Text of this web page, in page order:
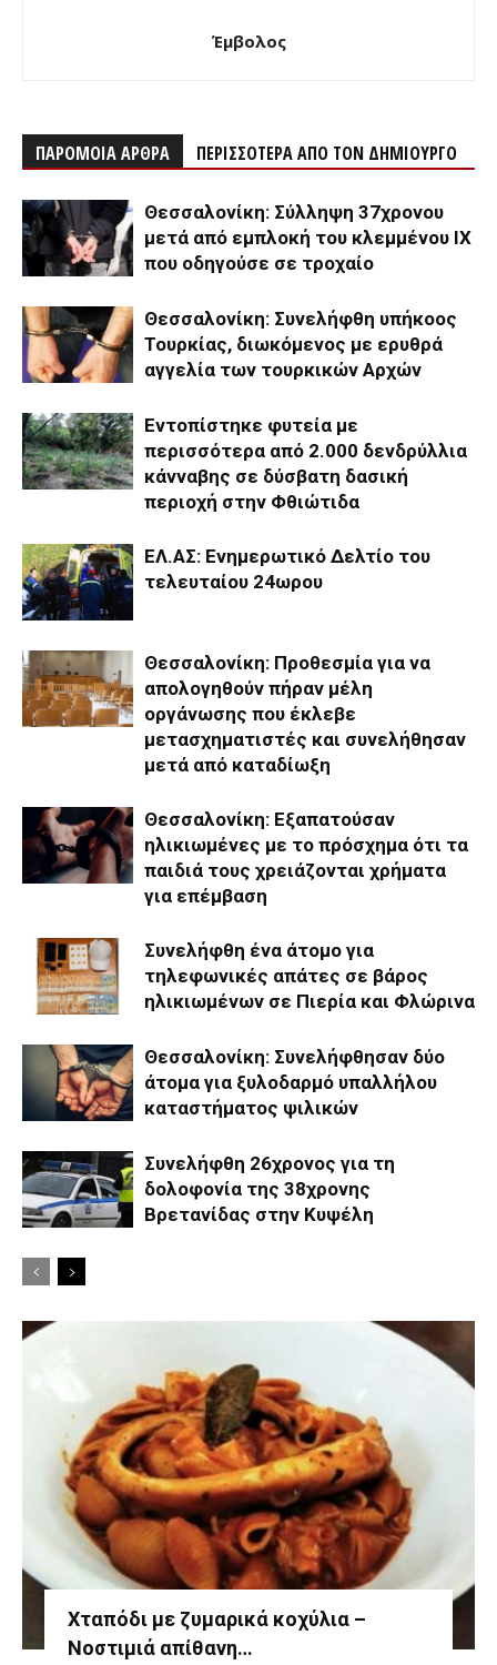
Έμβολος
ΠΑΡΟΜΟΙΑ ΑΡΘΡΑ ΠΕΡΙΣΣΟΤΕΡΑ ΑΠΟ ΤΟΝ ΔΗΜΙΟΥΡΓΟ
Θεσσαλονίκη: Σύλληψη 37χρονου
μετά από εμπλοκή του κλεμμένου ΙΧ
που οδηγούσε σε τροχαίο
Θεσσαλονίκη: Συνελήφθη υπήκοος
Τουρκίας, διωκόμενος με ερυθρά
αγγελία των τουρκικών Αρχών
Εντοπίστηκε φυτεία με
περισσότερα από 2.000 δενδρύλλια
κάνναβης σε δύσβατη δασική
περιοχή στην Φθιώτιδα
ΕΛ.ΑΣ: Ενημερωτικό Δελτίο του
τελευταίου 24ωρου
Θεσσαλονίκη: Προθεσμία για να
απολογηθούν πήραν μέλη
οργάνωσης που έκλεβε
μετασχηματιστές και συνελήθησαν
μετά από καταδίωξη
Θεσσαλονίκη: Εξαπατούσαν
ηλικιωμένες με το πρόσχημα ότι τα
παιδιά τους χρειάζονται χρήματα
για επέμβαση
Συνελήφθη ένα άτομο για
τηλεφωνικές απάτες σε βάρος
ηλικιωμένων σε Πιερία και Φλώρινα
Θεσσαλονίκη: Συνελήφθησαν δύο
άτομα για ξυλοδαρμό υπαλλήλου
καταστήματος ψιλικών
Συνελήφθη 26χρονος για τη
δολοφονία της 38χρονης
Βρετανίδας στην Κυψέλη
Χταπόδι με ζυμαρικά κοχύλια –
Νοστιμιά απίθανη…